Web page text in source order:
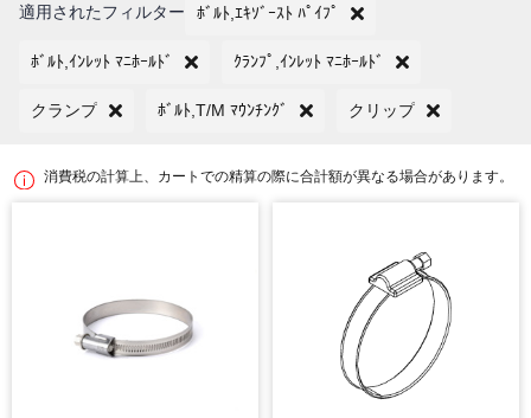
適用されたフィルター ﾎﾞﾙﾄ,ｴｷｿﾞｰｽﾄ ﾊﾟｲﾌﾟ
ﾎﾞﾙﾄ,ｲﾝﾚｯﾄ ﾏﾆﾎｰﾙﾄﾞ ｸﾗﾝﾌﾟ,ｲﾝﾚｯﾄ ﾏﾆﾎｰﾙﾄﾞ
クランプ ﾎﾞﾙﾄ,T/M ﾏｳﾝﾁﾝｸﾞ クリップ
消費税の計算上、カートでの精算の際に合計額が異なる場合があります。